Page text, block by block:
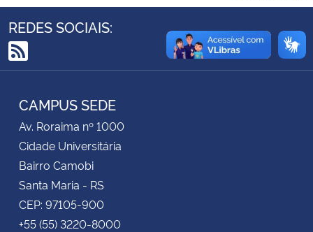
Ministério do Desenvolvimento Regional
Ministério da Mulher, da Família e dos Direitos Humanos
Secretaria-Geral
Secretaria de Governo
Gabinete de Segurança Institucional
REDES SOCIAIS:
RSS
CAMPUS SEDE
Av. Roraima nº 1000
Cidade Universitária
Bairro Camobi
Santa Maria - RS
CEP: 97105-900
+55 (55) 3220-8000